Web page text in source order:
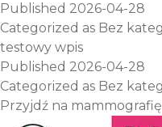
Published 2026-04-28
Categorized as Bez
testowy wpis
Published 2026-04-28
Categorized as Bez
Przyjdź na